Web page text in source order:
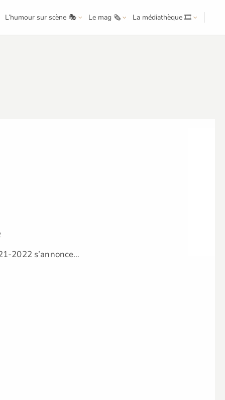
L’humour sur scène 🎭 Le mag 🗞️ La médiathèque 🎞️
2022 s’annonce…